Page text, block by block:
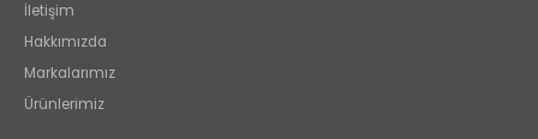
İletişim
Hakkımızda
Markalarımız
Ürünlerimiz